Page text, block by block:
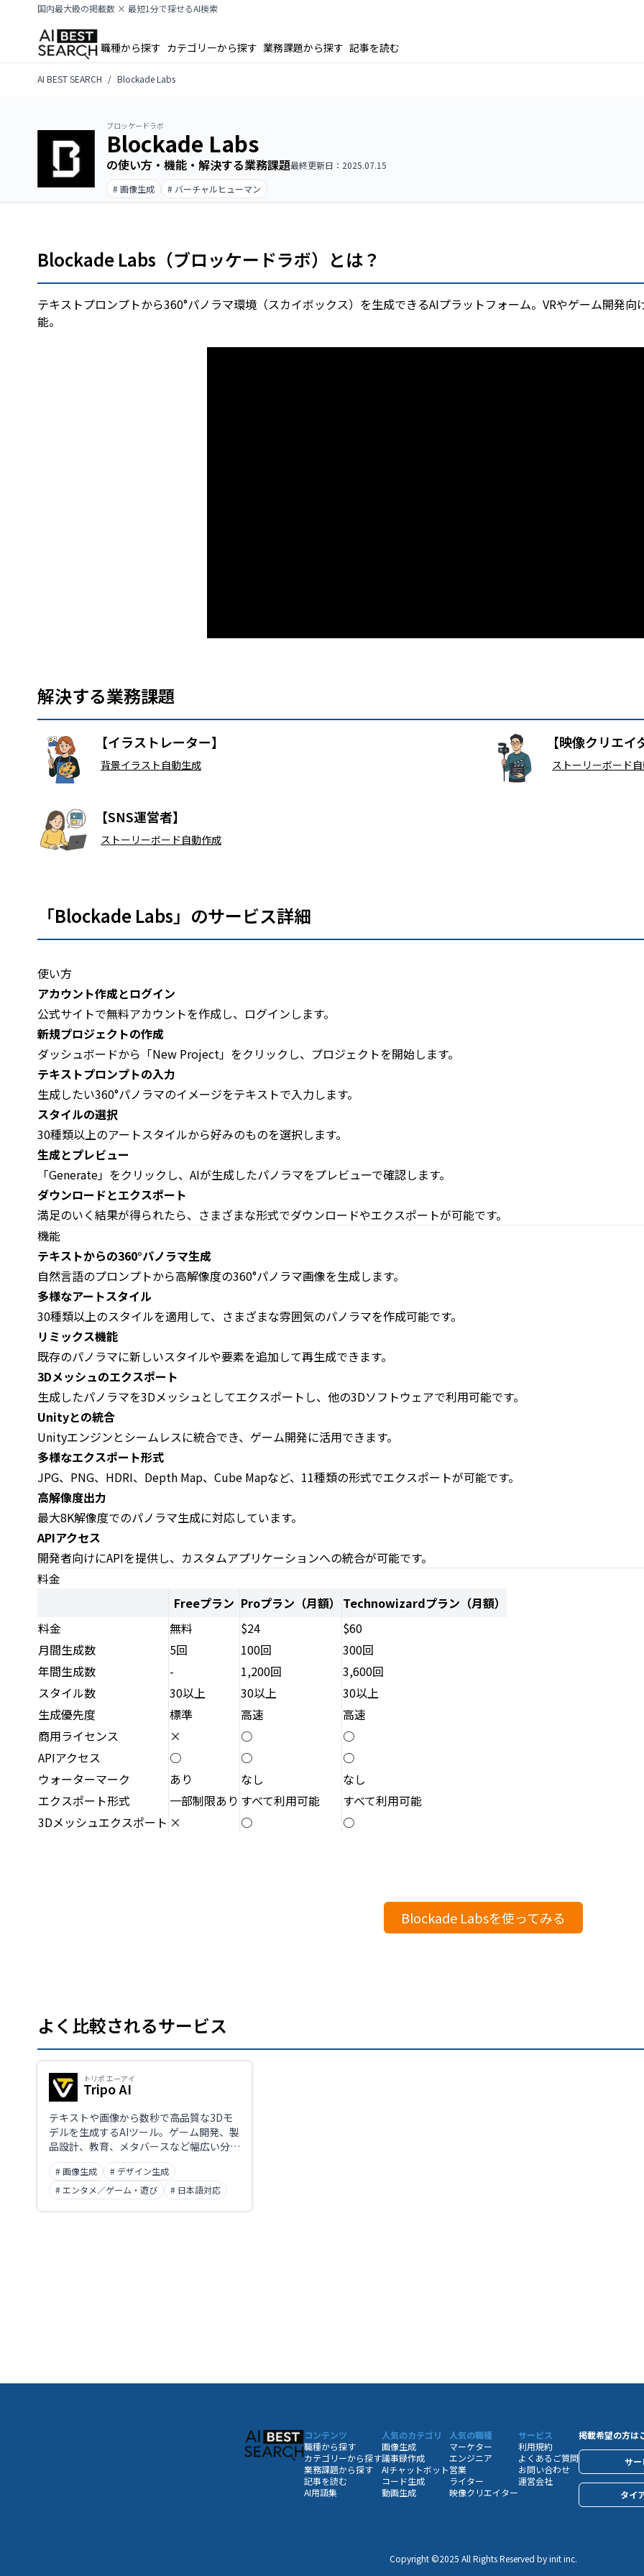
国内最大級の掲載数 × 最短1分で探せるAI検索
職種から探す カテゴリーから探す 業務課題から探す 記事を読む
AI BEST SEARCH Blockade Labs
ブロッケードラボ
Blockade Labs
の使い方・機能・解決する業務課題最終更新日：2025.07.15
# 画像生成
# バーチャルヒューマン
Blockade Labs（ブロッケードラボ）とは？
テキストプロンプトから360°パノラマ環境（スカイボックス）を生成できるAIプラットフォーム。VRやゲーム開発
能。
解決する業務課題
【イラストレーター】
背景イラスト自動生成
【映像クリエイ
ストーリーボード
【SNS運営者】
ストーリーボード自動作成
「Blockade Labs」のサービス詳細
使い方
アカウント作成とログイン
公式サイトで無料アカウントを作成し、ログインします。
新規プロジェクトの作成
ダッシュボードから「New Project」をクリックし、プロジェクトを開始します。
テキストプロンプトの入力
生成したい360°パノラマのイメージをテキストで入力します。
スタイルの選択
30種類以上のアートスタイルから好みのものを選択します。
生成とプレビュー
「Generate」をクリックし、AIが生成したパノラマをプレビューで確認します。
ダウンロードとエクスポート
満足のいく結果が得られたら、さまざまな形式でダウンロードやエクスポートが可能です。
機能
テキストからの360°パノラマ生成
自然言語のプロンプトから高解像度の360°パノラマ画像を生成します。
多様なアートスタイル
30種類以上のスタイルを適用して、さまざまな雰囲気のパノラマを作成可能です。
リミックス機能
既存のパノラマに新しいスタイルや要素を追加して再生成できます。
3Dメッシュのエクスポート
生成したパノラマを3Dメッシュとしてエクスポートし、他の3Dソフトウェアで利用可能です。
Unityとの統合
Unityエンジンとシームレスに統合でき、ゲーム開発に活用できます。
多様なエクスポート形式
JPG、PNG、HDRI、Depth Map、Cube Mapなど、11種類の形式でエクスポートが可能です。
高解像度出力
最大8K解像度でのパノラマ生成に対応しています。
APIアクセス
開発者向けにAPIを提供し、カスタムアプリケーションへの統合が可能です。
料金
Freeプラン Proプラン（月額）
Technowizardプラン（月額）
料金
無料 $24
$60
月間生成数
5回 100回
300回
年間生成数
- 1,200回
3,600回
スタイル数
30以上 30以上
30以上
生成優先度
標準 高速
高速
商用ライセンス
× ○
○
APIアクセス
○ ○
○
ウォーターマーク
あり なし
なし
エクスポート形式
一部制限あり すべて利用可能
すべて利用可能
3Dメッシュエクスポート × ○ ○
Blockade Labsを使ってみる
よく比較されるサービス
トリポ エーアイ
Tripo AI
テキストや画像から数秒で高品質な3Dモ
デルを生成するAIツール。ゲーム開発、製
品設計、教育、メタバースなど幅広い分野
で活用可能。最新バージョン2.5では、精
密なジオメトリ生成やPBRエフェクトの
強化により、リアルなビジュアル表現が実
現されている。
# 画像生成
# デザイン生成
# エンタメ／ゲーム・遊び
# 日本語対応
コンテンツ
職種から探す
カテゴリーから探す
業務課題から探す
記事を読む
AI用語集
人気のカテゴリ
画像生成
議事録作成
AIチャットボット
コード生成
動画生成
人気の職種
マーケター
エンジニア
営業
ライター
映像クリエイター
サービス
利用規約
よくあるご質問
お問い合わせ
運営会社
掲載希望の方は
サー
タイ
Copyright ©️2025 All Rights Reserved by init inc.